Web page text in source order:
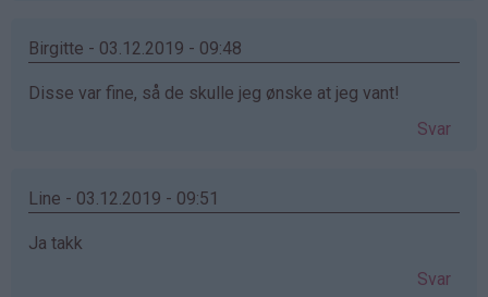
Birgitte - 03.12.2019 - 09:48
Disse var fine, så de skulle jeg ønske at jeg vant!
Svar
Line - 03.12.2019 - 09:51
Ja takk
Svar